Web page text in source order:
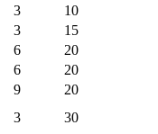
3
10
3
15
6
20
6
20
9
20
3 30